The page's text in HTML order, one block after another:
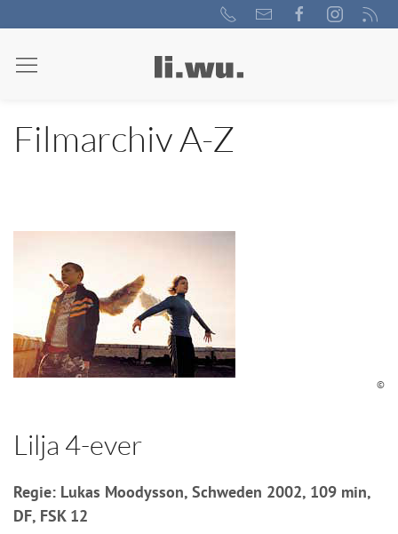
Filmarchiv A-Z
©
Lilja 4-ever
Regie: Lukas Moodysson, Schweden 2002, 109 min,
DF, FSK 12